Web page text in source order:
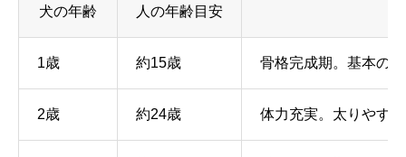
犬の年齢 人の年齢目安
1歳 約15歳 骨格完成期。基本の
2歳 約24歳 体力充実。太りやす